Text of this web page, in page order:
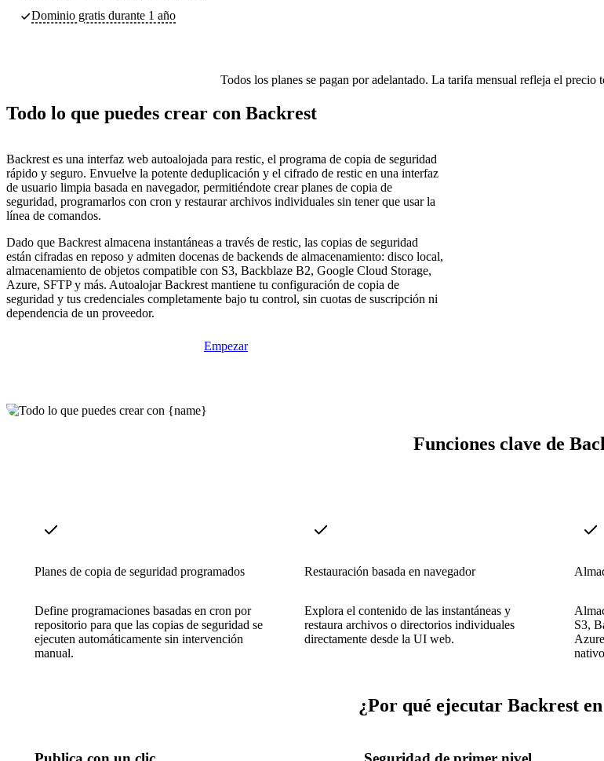
Dominio gratis durante 1 año
Todos los planes se pagan por adelantado. La tarifa mensual refleja el
Todo lo que puedes crear con Backrest
Backrest es una interfaz web autoalojada para restic, el programa de copia de seguridad
rápido y seguro. Envuelve la potente deduplicación y el cifrado de restic en una interfaz
de usuario limpia basada en navegador, permitiéndote crear planes de copia de
seguridad, programarlos con cron y restaurar archivos individuales sin tener que usar la
línea de comandos.
Dado que Backrest almacena instantáneas a través de restic, las copias de seguridad
están cifradas en reposo y admiten docenas de backends de almacenamiento: disco local,
almacenamiento de objetos compatible con S3, Backblaze B2, Google Cloud Storage,
Azure, SFTP y más. Autoalojar Backrest mantiene tu configuración de copia de
seguridad y tus credenciales completamente bajo tu control, sin cuotas de suscripción ni
dependencia de un proveedor.
Empezar
Funciones clave de
Planes de copia de seguridad programados
Define programaciones basadas en cron por
repositorio para que las copias de seguridad se
ejecuten automáticamente sin intervención
manual.
Restauración basada en navegador
Explora el contenido de las instantáneas y
restaura archivos o directorios individuales
directamente desde la UI web.
S3,
¿Por qué ejecutar Backrest